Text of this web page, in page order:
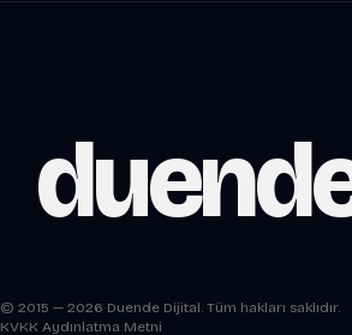
© 2015 — 2026 Duende Dijital. Tüm hakları saklıdır.
KVKK Aydınlatma Metni